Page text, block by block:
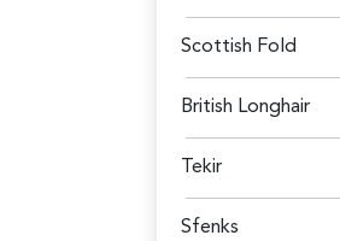
Scottish Fold
British Longhair
Tekir
Sfenks